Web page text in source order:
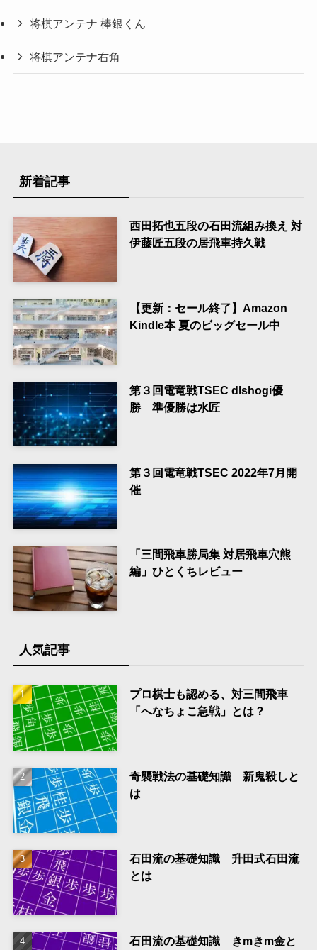
将棋アンテナ 棒銀くん
将棋アンテナ右角
新着記事
西田拓也五段の石田流組み換え 対
伊藤匠五段の居飛車持久戦
【更新：セール終了】Amazon
Kindle本 夏のビッグセール中
第３回電竜戦TSEC dlshogi優
勝 準優勝は水匠
第３回電竜戦TSEC 2022年7月開
催
「三間飛車勝局集 対居飛車穴熊
編」ひとくちレビュー
人気記事
プロ棋士も認める、対三間飛車
「へなちょこ急戦」とは？
奇襲戦法の基礎知識 新鬼殺しと
は
石田流の基礎知識 升田式石田流
とは
石田流の基礎知識 きmきm金と